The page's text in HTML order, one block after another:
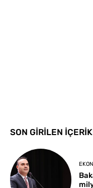
SON GİRİLEN